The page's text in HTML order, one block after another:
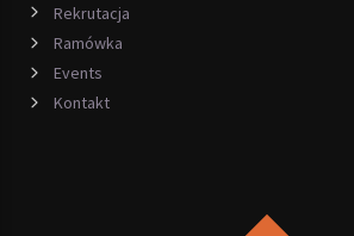
Rekrutacja
Ramówka
Events
Kontakt